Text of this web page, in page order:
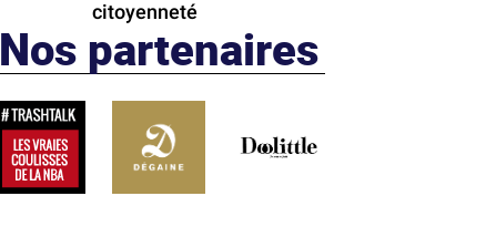
citoyenneté
Nos partenaires